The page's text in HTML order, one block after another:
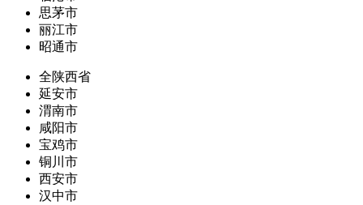
思茅市
丽江市
昭通市
全陕西省
延安市
渭南市
咸阳市
宝鸡市
铜川市
西安市
汉中市